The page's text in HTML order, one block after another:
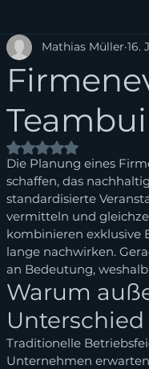
Mathias Müller 16.
Mit NaN von 5
Die Planung eines
schaffen, das
standardisierte
vermitteln und
kombinieren exklusive
lange nachwirken.
an Bedeutung,
Warum
Traditionelle
Unternehmen